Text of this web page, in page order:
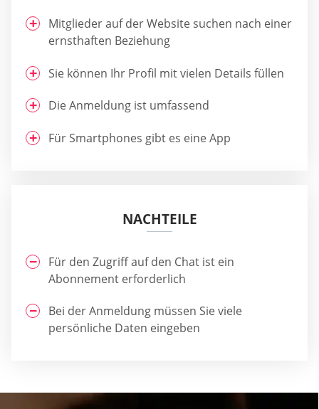
Mitglieder auf der Website suchen nach einer
ernsthaften Beziehung
Sie können Ihr Profil mit vielen Details füllen
Die Anmeldung ist umfassend
Für Smartphones gibt es eine App
NACHTEILE
Für den Zugriff auf den Chat ist ein
Abonnement erforderlich
Bei der Anmeldung müssen Sie viele
persönliche Daten eingeben